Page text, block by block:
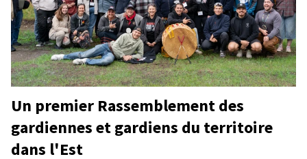
Un premier Rassemblement des
gardiennes et gardiens du territoire
dans l'Est